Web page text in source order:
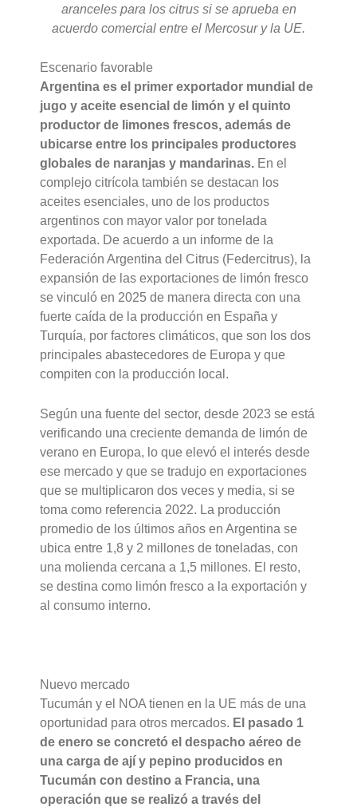
aranceles para los citrus si se aprueba en
acuerdo comercial entre el Mercosur y la UE.
Escenario favorable
Argentina es el primer exportador mundial de
jugo y aceite esencial de limón y el quinto
productor de limones frescos, además de
ubicarse entre los principales productores
globales de naranjas y mandarinas. En el
complejo citrícola también se destacan los
aceites esenciales, uno de los productos
argentinos con mayor valor por tonelada
exportada. De acuerdo a un informe de la
Federación Argentina del Citrus (Federcitrus), la
expansión de las exportaciones de limón fresco
se vinculó en 2025 de manera directa con una
fuerte caída de la producción en España y
Turquía, por factores climáticos, que son los dos
principales abastecedores de Europa y que
compiten con la producción local.
Según una fuente del sector, desde 2023 se está
verificando una creciente demanda de limón de
verano en Europa, lo que elevó el interés desde
ese mercado y que se tradujo en exportaciones
que se multiplicaron dos veces y media, si se
toma como referencia 2022. La producción
promedio de los últimos años en Argentina se
ubica entre 1,8 y 2 millones de toneladas, con
una molienda cercana a 1,5 millones. El resto,
se destina como limón fresco a la exportación y
al consumo interno.
Nuevo mercado
Tucumán y el NOA tienen en la UE más de una
oportunidad para otros mercados. El pasado 1
de enero se concretó el despacho aéreo de
una carga de ají y pepino producidos en
Tucumán con destino a Francia, una
operación que se realizó a través del